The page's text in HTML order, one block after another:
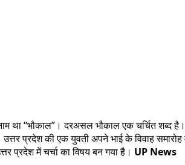
‘‘भौकाल”। दरअसल भौकाल एक चर्चित शब्द
उत्तर प्रदेश की एक युवती अपने भाई के विवाह
प्रदेश में चर्चा का विषय बन गया है। UP News